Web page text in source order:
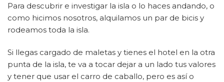
Para descubrir e investigar la isla o lo haces andando, o
como hicimos nosotros, alquilamos un par de bicis y
rodeamos toda la isla.
Si llegas cargado de maletas y tienes el hotel en la otra
punta de la isla, te va a tocar dejar a un lado tus valores
y tener que usar el carro de caballo, pero es así o